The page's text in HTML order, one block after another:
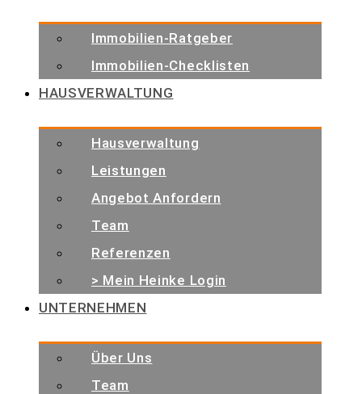
Immobilien-Ratgeber
Immobilien-Checklisten
HAUSVERWALTUNG
Hausverwaltung
Leistungen
Angebot Anfordern
Team
Referenzen
> Mein Heinke Login
UNTERNEHMEN
Über Uns
Team